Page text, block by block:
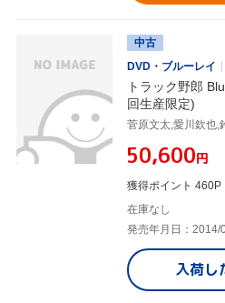
中古
DVD・ブルーレイ
トラック野郎
回生産限定)
菅原文太,愛川欽也,
¥50,600円
獲得ポイント 460P
在庫なし
発売年月日：2014/
入荷し